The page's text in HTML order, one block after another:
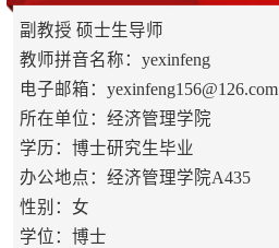
副教授 硕士生导师
教师拼音名称：yexinfeng
电子邮箱： yexinfeng156@126.com
所在单位：经济管理学院
学历：博士研究生毕业
办公地点：经济管理学院A435
性别：女
学位：博士